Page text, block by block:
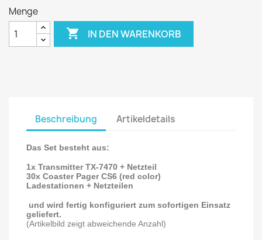
Menge
 IN DEN WARENKORB
Beschreibung Artikeldetails
Das Set besteht aus:
1x Transmitter TX-7470 + Netzteil
30x Coaster Pager CS6 (red color)
Ladestationen + Netzteilen
und wird fertig konfiguriert zum sofortigen Einsatz
geliefert.
(Artikelbild zeigt abweichende Anzahl)